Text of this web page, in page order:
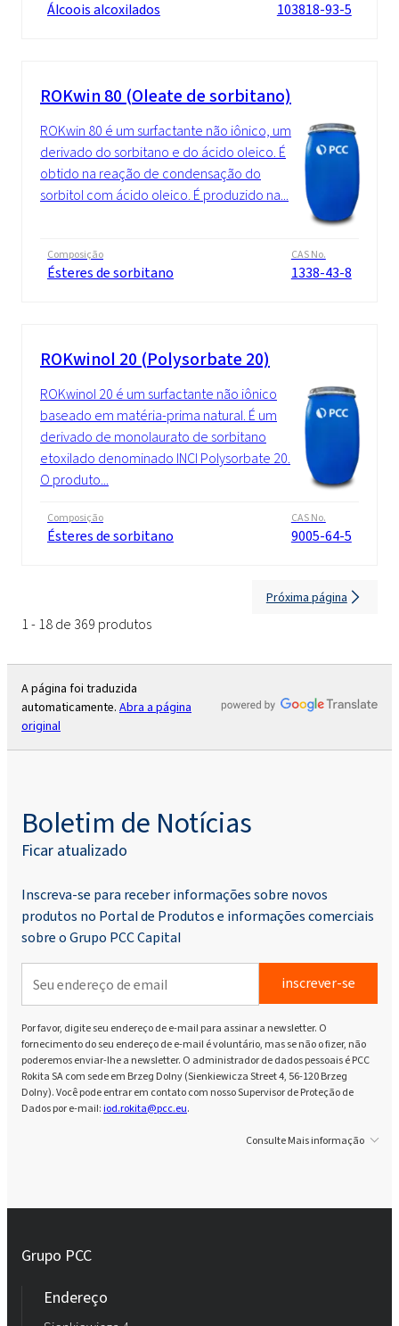
Álcoois alcoxilados 103818-93-5
ROKwin 80 (Oleate de sorbitano)
ROKwin 80 é um surfactante não iônico, um
derivado do sorbitano e do ácido oleico. É
obtido na reação de condensação do
sorbitol com ácido oleico. É produzido na...
Composição
Ésteres de sorbitano
CAS No.
1338-43-8
ROKwinol 20 (Polysorbate 20)
ROKwinol 20 é um surfactante não iônico
baseado em matéria-prima natural. É um
derivado de monolaurato de sorbitano
etoxilado denominado INCI Polysorbate 20.
O produto...
Composição
Ésteres de sorbitano
CAS No.
9005-64-5
1 - 18 de 369 produtos
Próxima página
A página foi traduzida
automaticamente. Abra a página
original
Boletim de Notícias
Ficar atualizado
Inscreva-se para receber informações sobre novos
produtos no Portal de Produtos e informações comerciais
sobre o Grupo PCC Capital
inscrever-se
Por favor, digite seu endereço de e-mail para assinar a newsletter. O
fornecimento do seu endereço de e-mail é voluntário, mas se não o fizer, não
poderemos enviar-lhe a newsletter. O administrador de dados pessoais é PCC
Rokita SA com sede em Brzeg Dolny (Sienkiewicza Street 4, 56-120 Brzeg
Dolny). Você pode entrar em contato com nosso Supervisor de Proteção de
Dados por e-mail:iod.rokita@pcc.eu.
Consulte Mais informação
Grupo PCC
Endereço